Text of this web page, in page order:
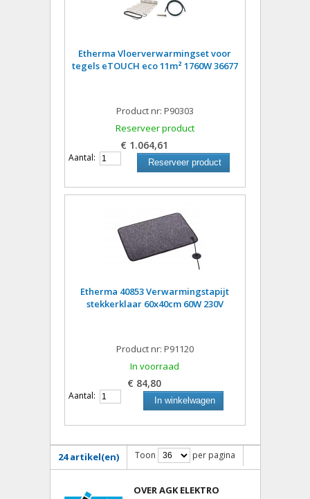
Etherma Vloerverwarmingset voor
tegels eTOUCH eco 11m² 1760W 36677
Product nr: P90303
Reserveer product
€ 1.064,61
Aantal: Reserveer product
Etherma 40853 Verwarmingstapijt
stekkerklaar 60x40cm 60W 230V
Product nr: P91120
In voorraad
€ 84,80
Aantal: In winkelwagen
24 artikel(en) Toon per pagina
OVER AGK ELEKTRO